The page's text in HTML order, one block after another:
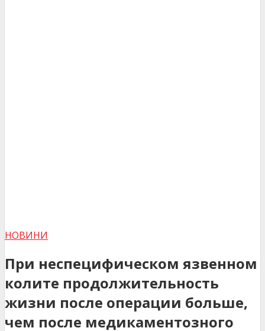
НОВИНИ
При неспецифическом язвенном
колите продолжительность
жизни после операции больше,
чем после медикаментозного